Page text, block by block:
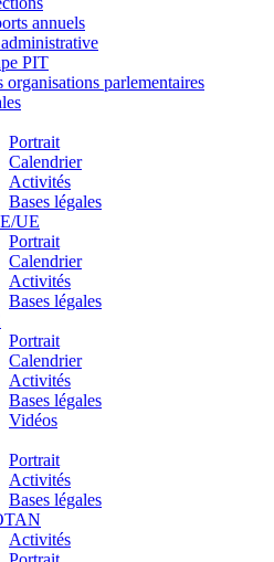
annuels
PIT
organisations parlementaires
Portrait
Calendrier
Activités
Bases légales
UE
Portrait
Calendrier
Activités
Bases légales
Portrait
Calendrier
Activités
Bases légales
Vidéos
Portrait
Activités
Bases légales
Activités